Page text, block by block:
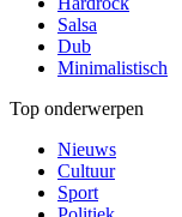
Salsa
Dub
Minimalistisch
Top onderwerpen
Nieuws
Cultuur
Sport